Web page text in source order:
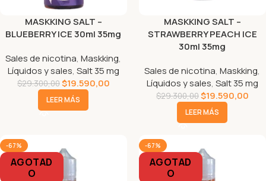
MASKKING SALT –
BLUEBERRY ICE 30ml 35mg
Sales de nicotina,Maskking,
Líquidos y sales, Salt 35 mg
$29.300,00$19.590,00
LEER MÁS
MASKKING SALT –
STRAWBERRY PEACH ICE
30ml 35mg
Sales de nicotina,Maskking,
Líquidos y sales, Salt 35 mg
$29.300,00$19.590,00
LEER MÁS
-67%
AGOTAD
O
-67%
AGOTAD
O